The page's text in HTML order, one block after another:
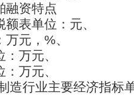
融资特点
表单位：元、
元，%、
万元、
万元、
造行业主要经济指标